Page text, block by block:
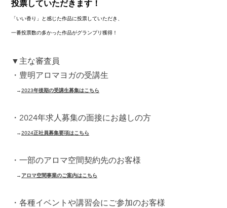
投票していただきます！
「いい香り」と感じた作品に投票していただき、
一番投票数の多かった作品がグランプリ獲得！
▼主な審査員
・豊明アロマヨガの受講生
→2023年後期の受講生募集はこちら
・2024年求人募集の面接にお越しの方
→2024正社員募集要項はこちら
・一部のアロマ空間契約先のお客様
→ アロマ空間事業のご案内はこちら
・各種イベントや講習会にご参加のお客様